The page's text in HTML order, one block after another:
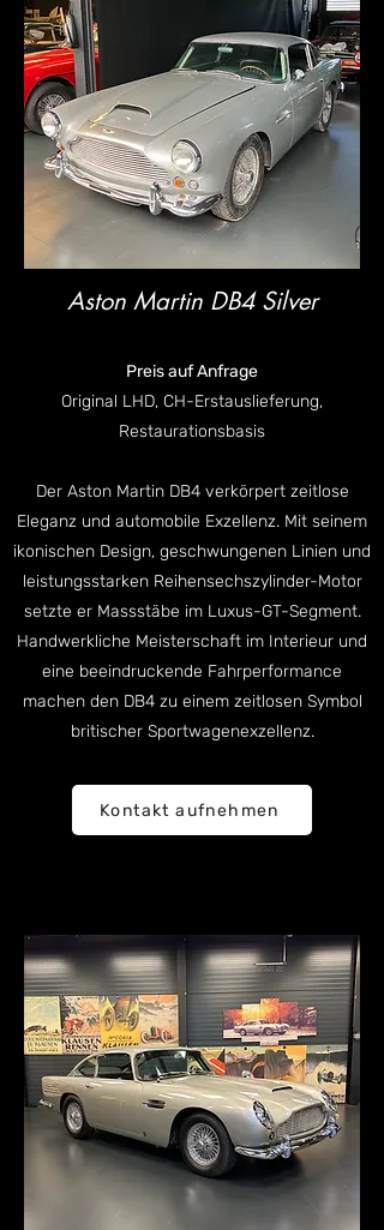
Aston Martin DB4 Silver
Preis auf Anfrage
Original LHD, CH-Erstauslieferung,
Restaurationsbasis
Der Aston Martin DB4 verkörpert zeitlose
Eleganz und automobile Exzellenz. Mit seinem
ikonischen Design, geschwungenen Linien und
leistungsstarken Reihensechszylinder-Motor
setzte er Massstäbe im Luxus-GT-Segment.
Handwerkliche Meisterschaft im Interieur und
eine beeindruckende Fahrperformance
machen den DB4 zu einem zeitlosen Symbol
britischer Sportwagenexzellenz.
Kontakt aufnehmen